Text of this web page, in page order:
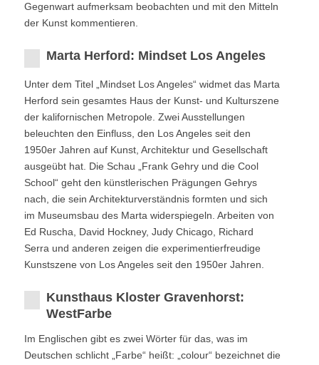
Gegenwart aufmerksam beobachten und mit den Mitteln
der Kunst kommentieren.
Marta Herford: Mindset Los Angeles
Unter dem Titel „Mindset Los Angeles“ widmet das Marta
Herford sein gesamtes Haus der Kunst- und Kulturszene
der kalifornischen Metropole. Zwei Ausstellungen
beleuchten den Einfluss, den Los Angeles seit den
1950er Jahren auf Kunst, Architektur und Gesellschaft
ausgeübt hat. Die Schau „Frank Gehry und die Cool
School“ geht den künstlerischen Prägungen Gehrys
nach, die sein Architekturverständnis formten und sich
im Museumsbau des Marta widerspiegeln. Arbeiten von
Ed Ruscha, David Hockney, Judy Chicago, Richard
Serra und anderen zeigen die experimentierfreudige
Kunstszene von Los Angeles seit den 1950er Jahren.
Kunsthaus Kloster Gravenhorst:
WestFarbe
Im Englischen gibt es zwei Wörter für das, was im
Deutschen schlicht „Farbe“ heißt: „colour“ bezeichnet die